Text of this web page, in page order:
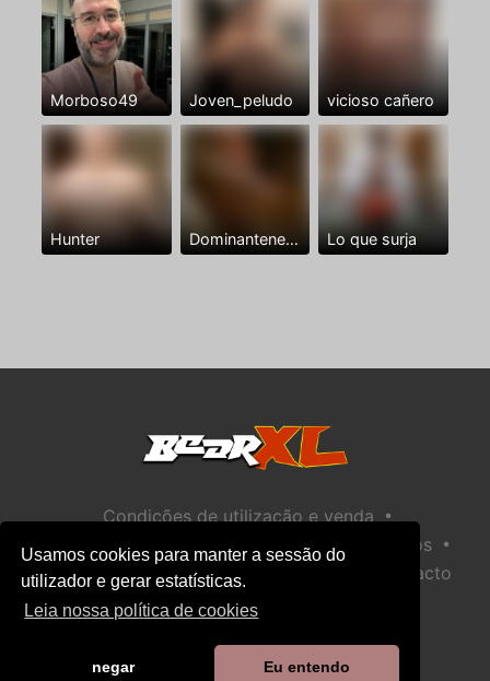
Usamos cookies para manter a sessão do
utilizador e gerar estatísticas.
Leia nossa política de cookies
negar Eu entendo
Morboso49 Joven_peludo vicioso cañero
Hunter Dominantenegro ya Lo que surja
Condições de utilização e venda •
Política de privacidade Política de Biscoitos •
Política de Segurança Infantil Ajuda / Contacto